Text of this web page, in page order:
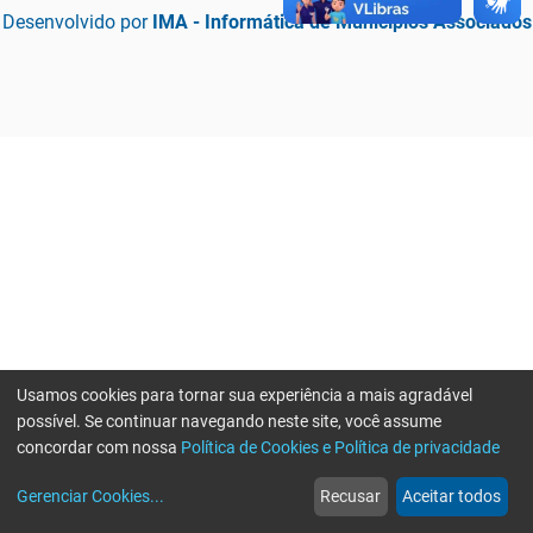
Desenvolvido por IMA - Informática de Municípios Associados
web
Notícias
more_horiz
Mais
Usamos cookies para tornar sua experiência a mais agradável
possível. Se continuar navegando neste site, você assume
concordar com nossa Política de Cookies e Política de privacidade
Gerenciar Cookies... Recusar Aceitar todos
Erro ao enviar informações, por favor tente novamente